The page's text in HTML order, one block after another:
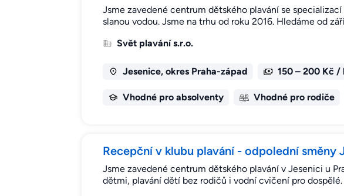
Jsme zavedené centrum dětského plavání se
slanou vodou. Jsme na trhu od roku 2016. Hledáme od
Svět plavání s.r.o.
Jesenice, okres Praha-západ 150 – 200 Kč /
Vhodné pro absolventy Vhodné pro rodiče
Recepční v klubu plavání - odpolední směny
Jsme zavedené centrum dětského plavání v Jesenici u
dětmi, plavání dětí bez rodičů i vodní cvičení pro